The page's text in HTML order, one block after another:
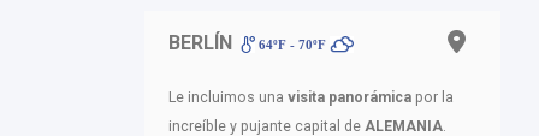
BERLÍN 64ºF - 70ºF
Le incluimos una visita panorámica por la
increíble y pujante capital de ALEMANIA.